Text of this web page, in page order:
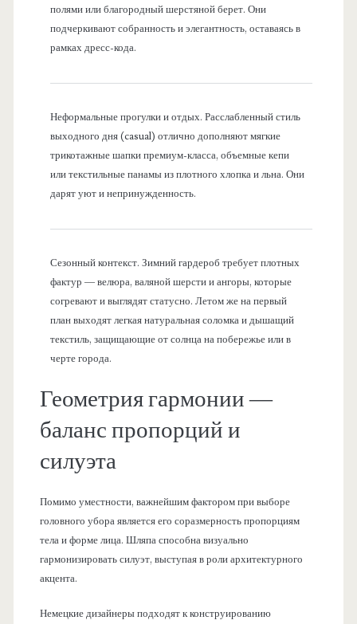
полями или благородный шерстяной берет. Они
подчеркивают собранность и элегантность, оставаясь в
рамках дресс-кода.
Неформальные прогулки и отдых. Расслабленный стиль
выходного дня (casual) отлично дополняют мягкие
трикотажные шапки премиум-класса, объемные кепи
или текстильные панамы из плотного хлопка и льна. Они
дарят уют и непринужденность.
Сезонный контекст. Зимний гардероб требует плотных
фактур — велюра, валяной шерсти и ангоры, которые
согревают и выглядят статусно. Летом же на первый
план выходят легкая натуральная соломка и дышащий
текстиль, защищающие от солнца на побережье или в
черте города.
Геометрия гармонии —
баланс пропорций и
силуэта
Помимо уместности, важнейшим фактором при выборе
головного убора является его соразмерность пропорциям
тела и форме лица. Шляпа способна визуально
гармонизировать силуэт, выступая в роли архитектурного
акцента.
Немецкие дизайнеры подходят к конструированию